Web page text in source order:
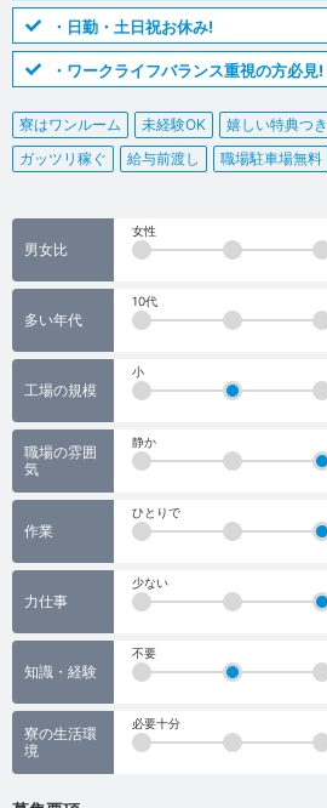
・日勤・土日祝お休み!
・ワークライフバランス重視の方必見!
寮はワンルーム 未経験OK 嬉しい特典つき
ガッツリ稼ぐ
給与前渡し 職場駐車場無料
男女比
女性
多い年代
10代
工場の規模
小
職場の雰囲
気
静か
作業
ひとりで
力仕事
少ない
知識・経験
不要
寮の生活環
境
必要十分